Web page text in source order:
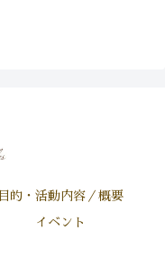
目的・活動内容／概要
イベント